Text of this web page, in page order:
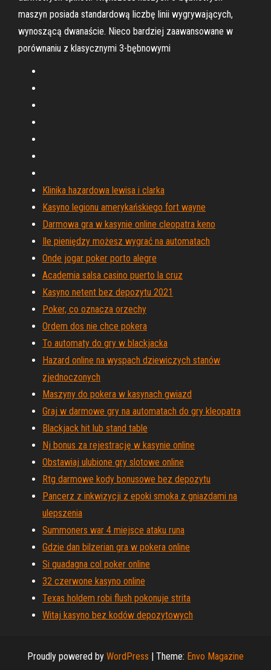
maszyn posiada standardową liczbę linii wygrywających,
wynoszącą dwanaście. Nieco bardziej zaawansowane w
porównaniu z klasycznymi 3-bębnowymi
Klinika hazardowa lewisa i clarka
Kasyno legionu amerykańskiego fort wayne
Darmowa gra w kasynie online cleopatra keno
Ile pieniędzy możesz wygrać na automatach
Onde jogar poker porto alegre
Academia salsa casino puerto la cruz
Kasyno netent bez depozytu 2021
Poker, co oznacza orzechy
Ordem dos nie chce pokera
To automaty do gry w blackjacka
Hazard online na wyspach dziewiczych stanów
zjednoczonych
Maszyny do pokera w kasynach gwiazd
Graj w darmowe gry na automatach do gry kleopatra
Blackjack hit lub stand table
Nj bonus za rejestrację w kasynie online
Obstawiaj ulubione gry slotowe online
Rtg darmowe kody bonusowe bez depozytu
Pancerz z inkwizycji z epoki smoka z gniazdami na
ulepszenia
Summoners war 4 miejsce ataku runa
Gdzie dan bilzerian gra w pokera online
Si guadagna col poker online
32 czerwone kasyno online
Texas holdem robi flush pokonuje strita
Witaj kasyno bez kodów depozytowych
Proudly powered by WordPress | Theme: Envo Magazine